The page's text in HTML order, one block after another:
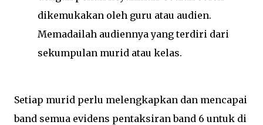
dikemukakan oleh guru atau audien.
Memadailah audiennya yang terdiri dari
sekumpulan murid atau kelas.
Setiap murid perlu melengkapkan dan mencapai
band semua evidens pentaksiran band 6 untuk di